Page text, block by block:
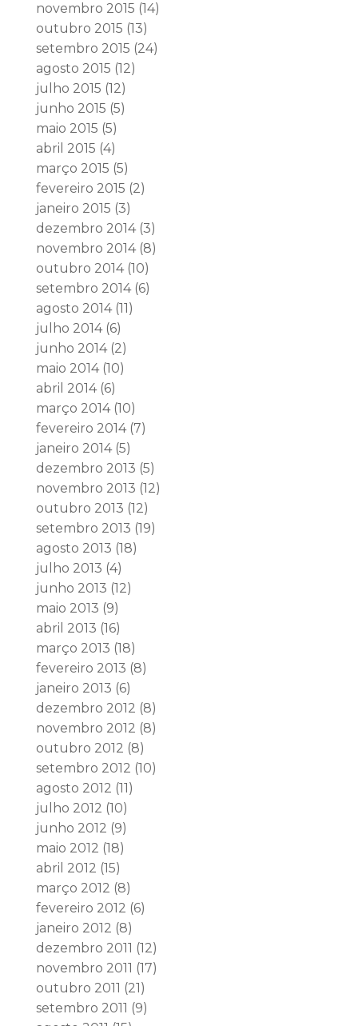
novembro 2015 (14)
outubro 2015 (13)
setembro 2015 (24)
agosto 2015 (12)
julho 2015 (12)
junho 2015 (5)
maio 2015 (5)
abril 2015 (4)
março 2015 (5)
fevereiro 2015 (2)
janeiro 2015 (3)
dezembro 2014(3)
novembro 2014(8)
outubro 2014(10)
setembro 2014(6)
agosto 2014(11)
julho 2014(6)
junho 2014(2)
maio 2014(10)
abril 2014(6)
março 2014(10)
fevereiro 2014(7)
janeiro 2014(5)
dezembro 2013 (5)
novembro 2013 (12)
outubro 2013 (12)
setembro 2013 (19)
agosto 2013 (18)
julho 2013 (4)
junho 2013 (12)
maio 2013 (9)
abril 2013 (16)
março 2013 (18)
fevereiro 2013 (8)
janeiro 2013 (6)
dezembro 2012 (8)
novembro 2012 (8)
outubro 2012 (8)
setembro 2012 (10)
agosto 2012 (11)
julho 2012 (10)
junho 2012 (9)
maio 2012 (18)
abril 2012 (15)
março 2012 (8)
fevereiro 2012 (6)
janeiro 2012 (8)
dezembro 2011 (12)
novembro 2011 (17)
outubro 2011 (21)
setembro 2011 (9)